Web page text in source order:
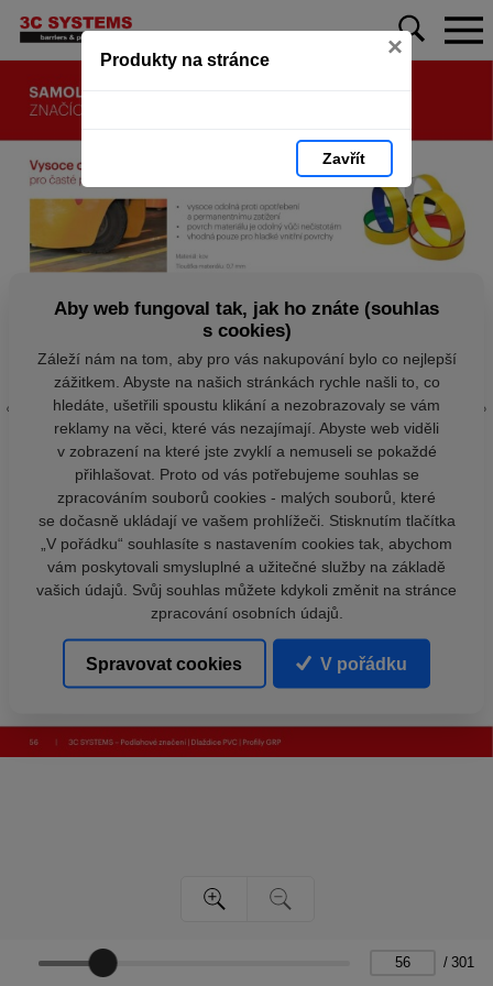
Produkty na stránce ×
Zavřít
/ 301
Aby web fungoval tak, jak ho znáte (souhlas
s cookies)
Záleží nám na tom, aby pro vás nakupování bylo co nejlepší
zážitkem. Abyste na našich stránkách rychle našli to, co
hledáte, ušetřili spoustu klikání a nezobrazovaly se vám
reklamy na věci, které vás nezajímají. Abyste web viděli
v zobrazení na které jste zvyklí a nemuseli se pokaždé
přihlašovat. Proto od vás potřebujeme souhlas se
zpracováním souborů cookies - malých souborů, které
se dočasně ukládají ve vašem prohlížeči. Stisknutím tlačítka
„V pořádku“ souhlasíte s nastavením cookies tak, abychom
vám poskytovali smysluplné a užitečné služby na základě
vašich údajů. Svůj souhlas můžete kdykoli změnit na stránce
zpracování osobních údajů.
Spravovat cookies V pořádku